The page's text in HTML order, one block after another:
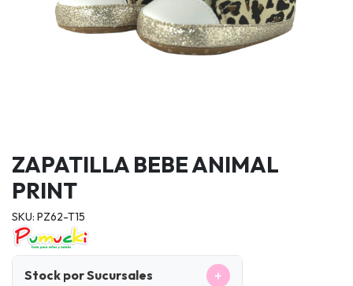
ZAPATILLA BEBE ANIMAL
PRINT
SKU: PZ62-T15
Stock por Sucursales +